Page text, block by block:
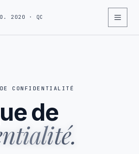
2020 · QC
CONFIDENTIALITÉ
de